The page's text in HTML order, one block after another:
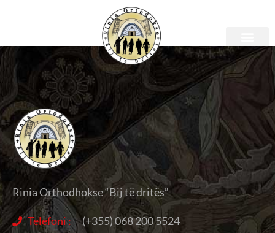
Rinia Orthodhokse “Bij të dritës”
Telefoni :
(+355) 068 200 5524